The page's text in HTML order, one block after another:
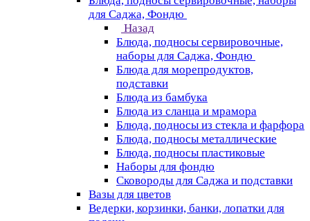
для Саджа, Фондю
Назад
Блюда, подносы сервировочные,
наборы для Саджа, Фондю
Блюда для морепродуктов,
подставки
Блюда из бамбука
Блюда из сланца и мрамора
Блюда, подносы из стекла и фарфора
Блюда, подносы металлические
Блюда, подносы пластиковые
Наборы для фондю
Сковороды для Саджа и подставки
Вазы для цветов
Ведерки, корзинки, банки, лопатки для